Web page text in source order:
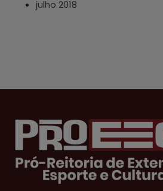
julho 2018